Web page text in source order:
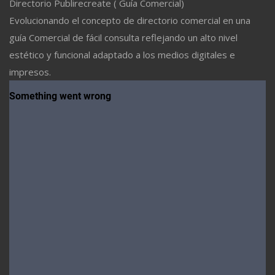
Directorio Publirecreate ( Guía Comercial)
Evolucionando el concepto de directorio comercial en una
guía Comercial de fácil consulta reflejando un alto nivel
estético y funcional adaptado a los medios digitales e
impresos.